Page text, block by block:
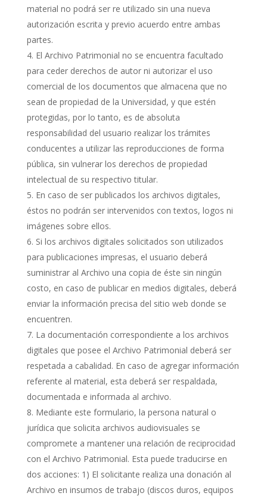
material no podrá ser re utilizado sin una nueva
autorización escrita y previo acuerdo entre ambas
partes.
El Archivo Patrimonial no se encuentra facultado
para ceder derechos de autor ni autorizar el uso
comercial de los documentos que almacena que no
sean de propiedad de la Universidad, y que estén
protegidas, por lo tanto, es de absoluta
responsabilidad del usuario realizar los trámites
conducentes a utilizar las reproducciones de forma
pública, sin vulnerar los derechos de propiedad
intelectual de su respectivo titular.
En caso de ser publicados los archivos digitales,
éstos no podrán ser intervenidos con textos, logos ni
imágenes sobre ellos.
Si los archivos digitales solicitados son utilizados
para publicaciones impresas, el usuario deberá
suministrar al Archivo una copia de éste sin ningún
costo, en caso de publicar en medios digitales, deberá
enviar la información precisa del sitio web donde se
encuentren.
La documentación correspondiente a los archivos
digitales que posee el Archivo Patrimonial deberá ser
respetada a cabalidad. En caso de agregar información
referente al material, esta deberá ser respaldada,
documentada e informada al archivo.
Mediante este formulario, la persona natural o
jurídica que solicita archivos audiovisuales se
compromete a mantener una relación de reciprocidad
con el Archivo Patrimonial. Esta puede traducirse en
dos acciones: 1) El solicitante realiza una donación al
Archivo en insumos de trabajo (discos duros, equipos